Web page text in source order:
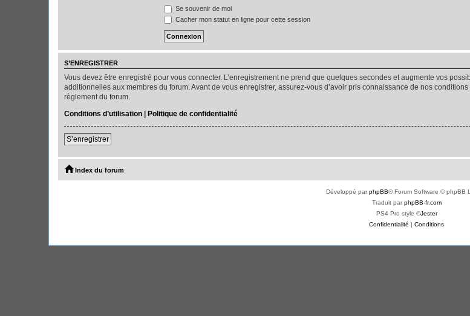
Se souvenir de moi
Cacher mon statut en ligne pour cette session
S’ENREGISTRER
Vous devez être enregistré pour vous connecter. L’enregistrement ne prend que quelques secondes et augmente vos
additionnelles aux membres du forum. Avant de vous enregistrer, assurez-vous d’avoir pris connaissance de nos
règlement du forum.
Conditions d’utilisation | Politique de confidentialité
S’enregistrer
Index du forum
Développé parphpBB® Forum Software © phpBB
Traduit parphpBB-fr.com
PS4 Pro style ©Jester
Confidentialité | Conditions